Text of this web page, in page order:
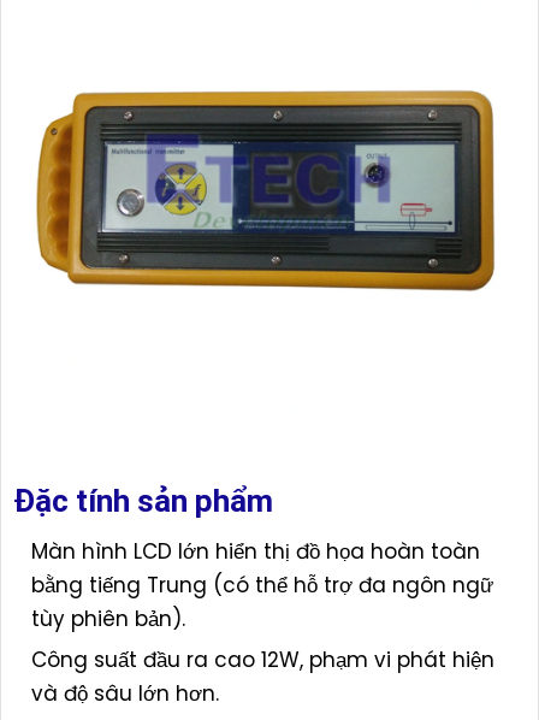
Đặc tính sản phẩm
Màn hình LCD lớn hiển thị đồ họa hoàn toàn
bằng tiếng Trung (có thể hỗ trợ đa ngôn ngữ
tùy phiên bản).
Công suất đầu ra cao 12W, phạm vi phát hiện
và độ sâu lớn hơn.